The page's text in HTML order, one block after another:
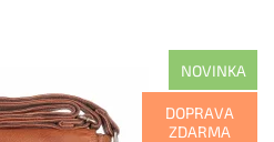
NOVINKA
DOPRAVA
ZDARMA
taška značky Bull Burry v